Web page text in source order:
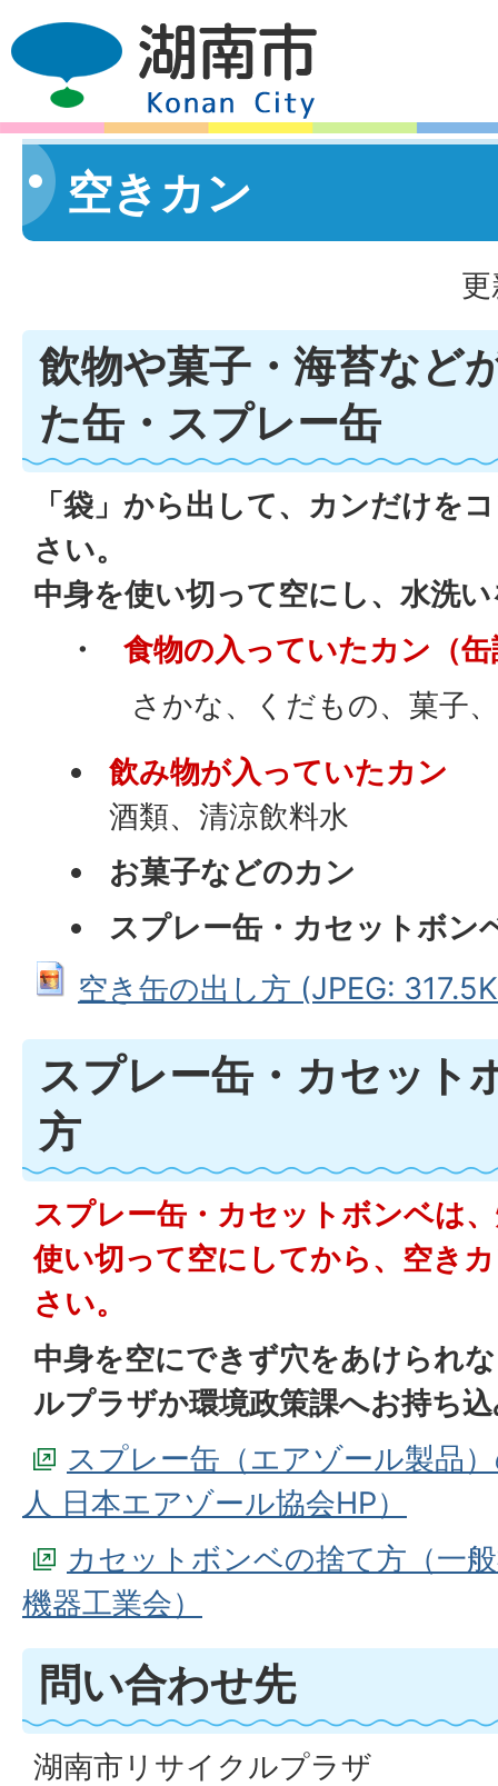
空きカン
飲物や菓子・海苔など
た缶・スプレー缶
「袋」から出して、カンだけを
さい。
中身を使い切って空にし、水洗
・
食物の入っていたカン（缶
さかな、くだもの、菓子、
飲み物が入っていたカン
酒類、清涼飲料水
お菓子などのカン
スプレー缶・カセットボン
空き缶の出し方 (JPEG:
スプレー缶・カセット
方
スプレー缶・カセットボンベは
使い切って空にしてから、空き
さい。
中身を空にできず穴をあけられ
ルプラザか環境政策課へお持ち
スプレー缶（エアゾール製品
人 日本エアゾール協会HP）
カセットボンベの捨て方（一
機器工業会）
問い合わせ先
湖南市リサイクルプラザ